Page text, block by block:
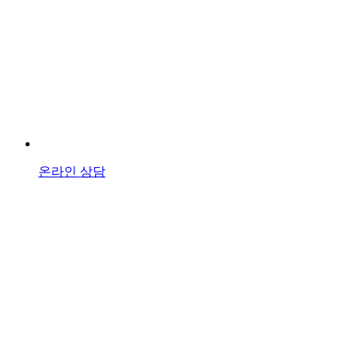
온라인 상담